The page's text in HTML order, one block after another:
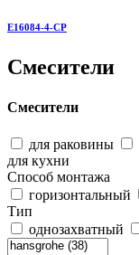
E16084-4-CP
Смесители
Смесители
для раковины
для кухни
Способ монтажа
горизонтальный
Тип
однозахватный